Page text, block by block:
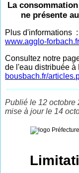
La
ne présente
Plus d'informations :
www.agglo-
Consultez notre
de l'eau distribuée à
bousbach.fr/
Publié le 12 octobre
mise à jour le 14